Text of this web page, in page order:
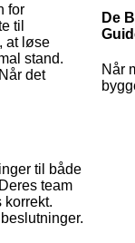
for
til
at løse
stand.
det
til både
team
korrekt.
De
Når